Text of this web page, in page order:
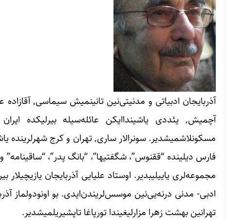
آچمیش, یئددی یاشینداایکن عائله‌سیله بیرلیکده ایران
مسکونلاشمیشدیر. سونرالار ساری, تهران و کرج شهرلرینده
فارس دیلینده “ققنوس”، شگفتیها”، “بانگ پدر”،
مجموعه‌لری یاییلیبدیر. اوستاد علیایی آذربایجان
ادبی- مدنی درنه‌یی‌نین موسس‌لریندن‌ایدی. بو اونودولماز
تهرانین بهشت زهرا مزارلیغیندا تورپاغا تاپشیریلمیشدیر.